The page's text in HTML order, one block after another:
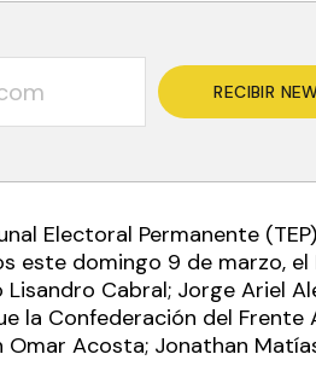
RECIBIR
Electoral Permanente
este domingo 9 de marzo, el
Cabral; Jorge Ariel
la Confederación del Frente
Acosta; Jonathan